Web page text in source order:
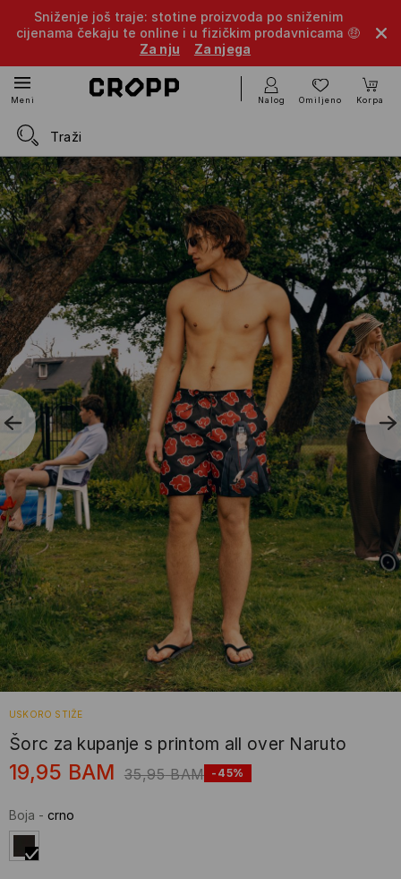
Sniženje još traje: stotine proizvoda po sniženim
cijenama čekaju te online i u fizičkim prodavnicama 🤑
Za nju
Za njega
Meni Nalog Omiljeno Korpa
USKORO STIŽE
Šorc za kupanje s printom all over Naruto
19,95 BAM 35,95 BAM -45%
Boja - crno